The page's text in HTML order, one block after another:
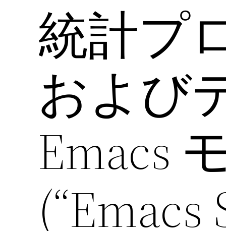
統計プ
および
Emacs
(“Emacs